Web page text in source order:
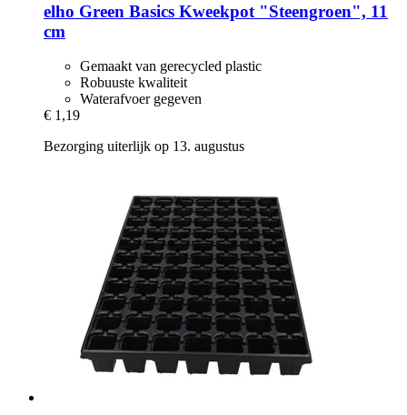
elho Green Basics Kweekpot "Steengroen", 11
cm
Gemaakt van gerecycled plastic
Robuuste kwaliteit
Waterafvoer gegeven
€ 1,19
Bezorging uiterlijk op 13. augustus